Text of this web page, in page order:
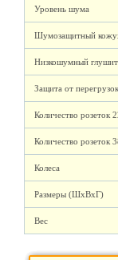
Уровень шума
Шумозащитный
Низкошумный
Защита от перегрузок
Количество розеток
Количество розеток
Колеса
Размеры (ШхВхГ)
Вес